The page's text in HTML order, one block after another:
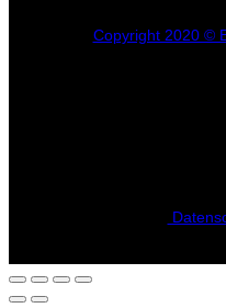
Copyright 2020 ©